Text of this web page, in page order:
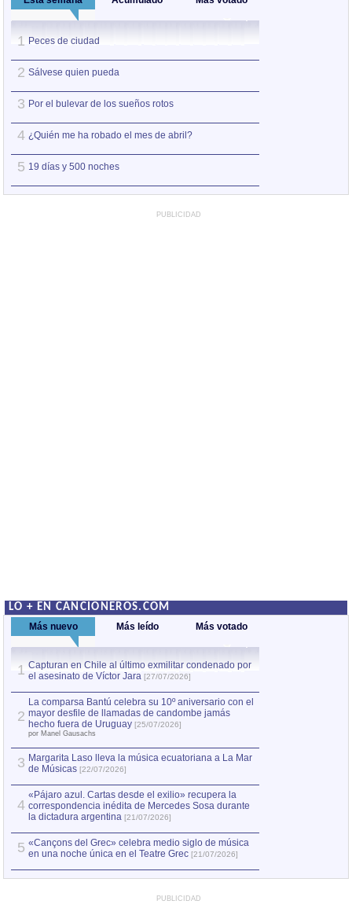
1 Peces de ciudad
2 Sálvese quien pueda
3 Por el bulevar de los sueños rotos
4 ¿Quién me ha robado el mes de abril?
5 19 días y 500 noches
PUBLICIDAD
LO + EN CANCIONEROS.COM
Más nuevo Más leído Más votado
1 Capturan en Chile al último exmilitar condenado por
el asesinato de Víctor Jara [27/07/2026]
2
La comparsa Bantú celebra su 10º aniversario con el
mayor desfile de llamadas de candombe jamás
hecho fuera de Uruguay [25/07/2026]
por Manel Gausachs
3 Margarita Laso lleva la música ecuatoriana a La Mar
de Músicas [22/07/2026]
4
«Pájaro azul. Cartas desde el exilio» recupera la
correspondencia inédita de Mercedes Sosa durante
la dictadura argentina [21/07/2026]
5 «Cançons del Grec» celebra medio siglo de música
en una noche única en el Teatre Grec [21/07/2026]
PUBLICIDAD